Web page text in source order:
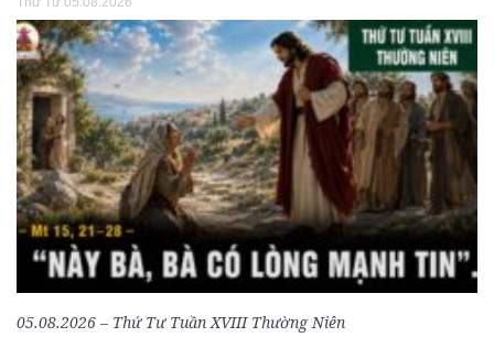
05.08.2026 – Thứ Tư Tuần XVIII Thường Niên